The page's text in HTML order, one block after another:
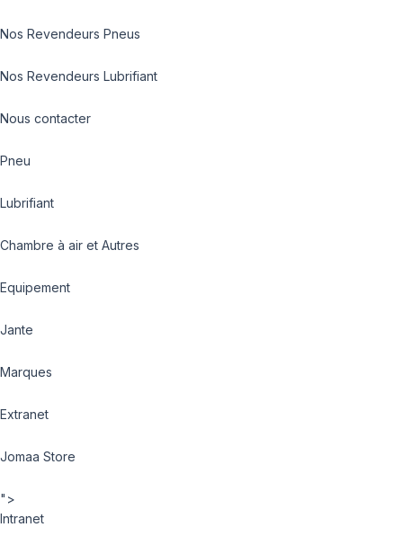
Nos Revendeurs Pneus
Nos Revendeurs Lubrifiant
Nous contacter
Pneu
Lubrifiant
Chambre à air et Autres
Equipement
Jante
Marques
Extranet
Jomaa Store
">
Intranet